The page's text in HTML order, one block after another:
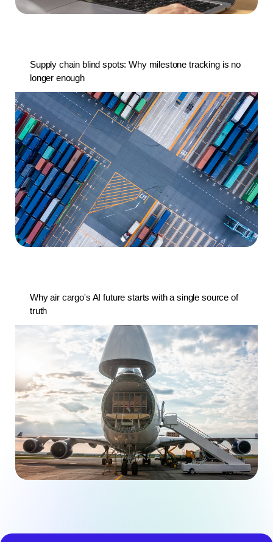
Supply chain blind spots: Why milestone tracking is no
longer enough
Why air cargo's AI future starts with a single source of
truth